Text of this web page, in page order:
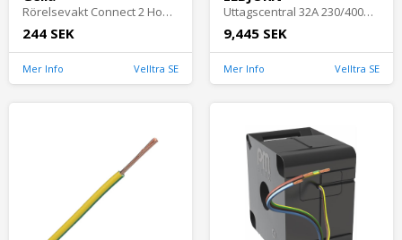
Rörelsevakt Connect 2 Home 120° PIR Infälld Vit IP20 Gelia
244 SEK
Mer Info Velltra SE
Uttagscentral 32A 230/400V IP44 Elbjörn
9,445 SEK
Mer Info Velltra SE